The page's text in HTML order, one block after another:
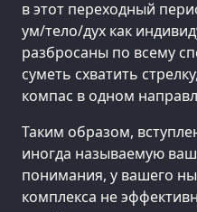
в этот переходный
ум/тело/дух как
разбросаны по всему
суметь схватить
компас в одном
Таким образом,
иногда называемую
понимания, у вашего
комплекса не